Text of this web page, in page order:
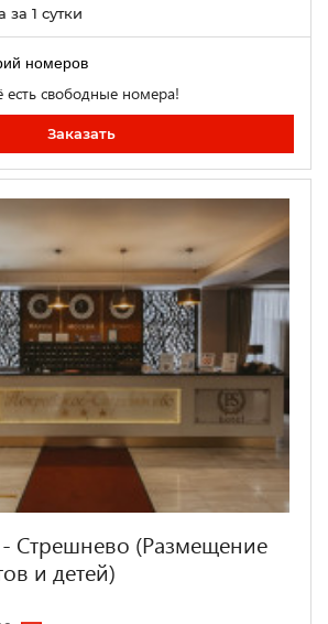
за 1 сутки
номеров
есть свободные номера!
Заказать
Стрешнево (Размещение
и детей)